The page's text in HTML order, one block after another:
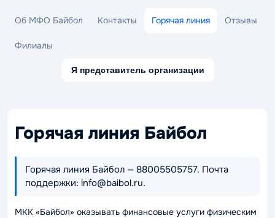
Об МФО Байбол Контакты Горячая линия Отзывы
Филиалы
Я представитель организации
Горячая линия Байбол
Горячая линия Байбол — 88005505757. Почта
поддержки: info@baibol.ru.
МКК «Байбол» оказывать финансовые услуги физическим